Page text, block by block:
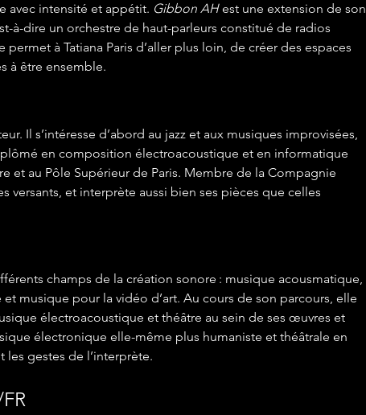
avec intensité et appétit. Gibbon AH est une extension de son
à-dire un orchestre de haut-parleurs constitué de radios
à Tatiana Paris d’aller plus loin, de créer des espaces
à être ensemble.
Il s’intéresse d’abord au jazz et aux musiques improvisées,
en composition électroacoustique et en informatique
et au Pôle Supérieur de Paris. Membre de la Compagnie
versants, et interprète aussi bien ses pièces que celles
champs de la création sonore : musique acousmatique,
musique pour la vidéo d’art. Au cours de son parcours, elle
électroacoustique et théâtre au sein de ses œuvres et
électronique elle-même plus humaniste et théâtrale en
les gestes de l’interprète.